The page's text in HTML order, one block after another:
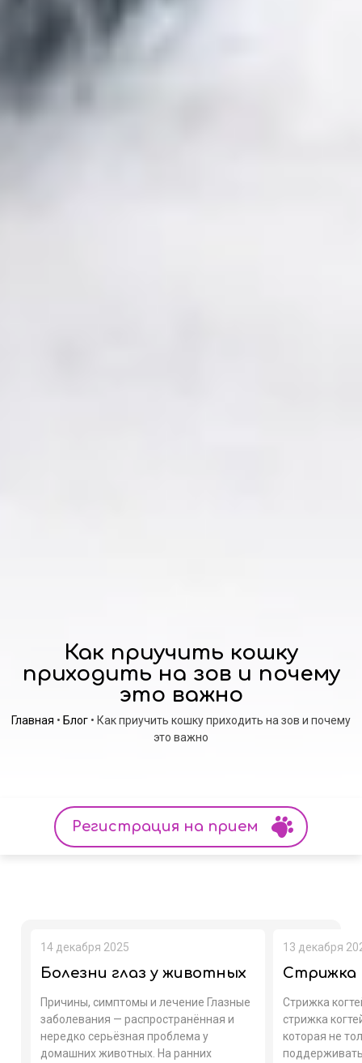
Как приучить кошку
приходить на зов и почему
это важно
Главная • Блог • Как приучить кошку приходить на зов и почему
это важно
Регистрация на прием
14 декабря 2025
Болезни глаз у животных
Причины, симптомы и лечение Глазные
заболевания — распространённая и
нередко серьёзная проблема у
домашних животных. На ранних
13 декабря
Стрижка
Стрижка
стрижка
которая не